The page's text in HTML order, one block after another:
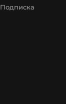
Подписка